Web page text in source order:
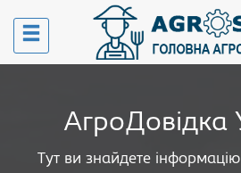
АгроДовідка
Тут ви знайдете